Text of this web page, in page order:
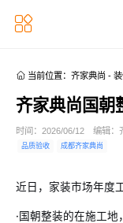

 当前位置： 齐家典尚 -
齐家典尚国朝
时间：2026/06/12 编辑：
品质验收
成都齐家典尚
近日，家装市场年度
·国朝整装的在施工